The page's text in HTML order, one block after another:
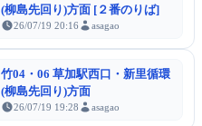
(柳島先回り)方面 [２番のりば]
26/07/19 20:16 asagao
竹04・06 草加駅西口・新里循環
(柳島先回り)方面
26/07/19 19:28 asagao